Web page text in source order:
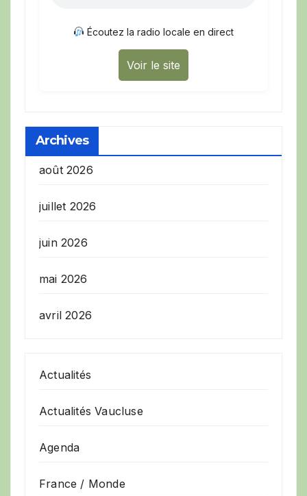
Écoutez la radio locale en direct
Voir le site
Archives
août 2026
juillet 2026
juin 2026
mai 2026
avril 2026
Actualités
Actualités Vaucluse
Agenda
France / Monde